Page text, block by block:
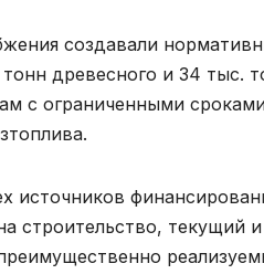
создавали
древесного и 34 тыс.
с ограниченными
источников
строительство, текущий